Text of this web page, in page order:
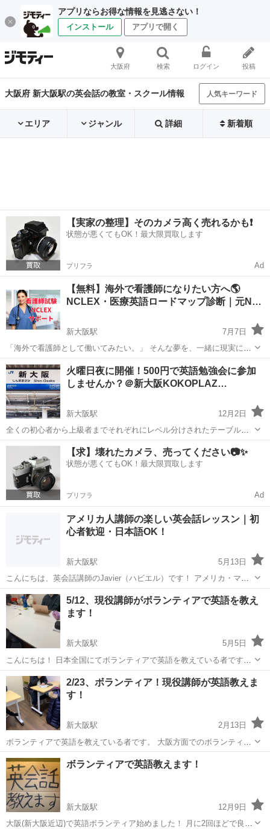
アプリならお得な情報を見逃さない！
インストール アプリで開く
大阪府 検索 ログイン 投稿
大阪府 新大阪駅の英会話の教室・スクール情報 人気キーワード
エリア ジャンル 詳細 新着順
【実家の整理】そのカメラ高く売れるかも❗️
状態が悪くてもOK！最大限買取します
プリフラ Ad
【無料】海外で看護師になりたい方へ🌎
NCLEX・医療英語ロードマップ診断｜元N…
新大阪駅
7月7日
「海外で看護師として働いてみたい。」 そんな夢を、一緒に現実にし
ませんか？🌎 私は日本で看護師・助産師として勤務した後、
NCLEX（アメリカ看護師国家試験）に合格し、ニューヨークの病院で
看護師として働いていました...
大阪 大阪市 新大阪駅 英会話
火曜日夜に開催！500円で英語勉強会に参加
しませんか？＠新大阪KOKOPLAZ…
新大阪駅
12月2日
全くの初心者から上級者までそれぞれにレベル分けされたテーブル（4
人～6人）を準備しています。その中から自分にあったレベルでご参加
いただきます。 4人～6人のグループトーク、フリーカンバセーショ
ン、TABOOなどの英語を...
大阪 大阪市 新大阪駅
【求】壊れたカメラ、売ってください📷✨
状態が悪くてもOK！最大限買取します
プリフラ Ad
アメリカ人講師の楽しい英会話レッスン｜初
心者歓迎・日本語OK！
新大阪駅
5月13日
こんにちは、英会話講師のJavier（ハビエル）です！ アメリカ・マイ
アミ出身で、日本在住10年以上。日本語も話せるので初心者の方も安
心してレッスンできます。 英語・日本語・スペイン語を話し、フラン
ス語も少しできます。 ...
大阪 大阪市 新大阪駅 英会話
5/12、現役講師がボランティアで英語を教え
ます！
新大阪駅
5月5日
こんにちは！ 日本全国にてボランティアで英語を教えている者です。
大阪、東京での対面ボランティアレッスンの告知です。以下詳細 🎈場
所と日時 5/12、新大阪駅付近 13:30〜14:30初級会話 14...
大阪 大阪市 新大阪駅 小学生
2/23、ボランティア！現役講師が英語教えま
す！
新大阪駅
2月13日
ボランティアで英語を教えている者です。 大阪方面でのボランティア
レッスンの告知です。 🎈場所🎈 大阪(新大阪駅付近の予定)、京都と兵
庫(人数集まれば、集まらなければ大阪のみ) 🎈日時🎈 2/23日、午前
10...
大阪 大阪市 英会話 バイリンガル
ボランティアで英語教えます！
新大阪駅
12月9日
大阪(新大阪近辺)で英語ボランティア始めました！ 月に2回ほどで良け